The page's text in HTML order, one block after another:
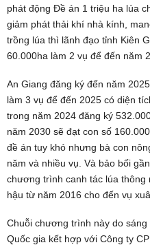
phát động Đề án 1 triệu ha lúa
giảm phát thải khí nhà kính,
trồng lúa thì lãnh đạo tỉnh Kiên
60.000ha làm 2 vụ để đến năm
An Giang đăng ký đến năm
làm 3 vụ để đến 2025 có diện
trong năm 2024 đăng ký
năm 2030 sẽ đạt con số
đề án tuy khó nhưng bà con
năm và nhiều vụ. Và bảo bối
chương trình canh tác lúa
hậu từ năm 2016 cho đến vụ
Chuỗi chương trình này do
Quốc gia kết hợp với Công ty